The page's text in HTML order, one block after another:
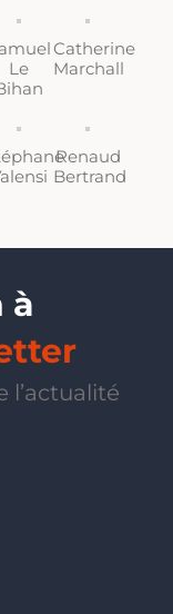
Le
Catherine
Marchall
Renaud
Bertrand
à
l’actualité